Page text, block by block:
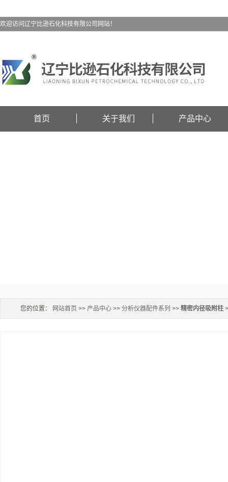
欢迎访问辽宁比逊石化科技有限公司网站！
首页 关于我们 产品中心
您的位置： 网站首页 >> 产品中心 >> 分析仪器配件系列 >> 精密内径吸附柱